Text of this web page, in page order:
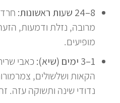
8–24 שעות ראשונות:
מרובה, נזלת ודמעות,
מופיעים.
1–3 ימים (שיא):
כאבי
הקאות ושלשולים,
נדודי שינה ותשוקה עזה.